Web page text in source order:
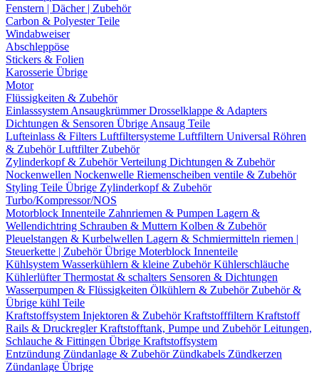
Fenstern | Dächer | Zubehör
Carbon & Polyester Teile
Windabweiser
Abschleppöse
Stickers & Folien
Karosserie Übrige
Motor
Flüssigkeiten & Zubehör
Einlasssystem AnsaugkrümmerDrosselklappe & Adapters
Dichtungen & Sensoren Übrige Ansaug Teile
Lufteinlass & Filters Luftfiltersysteme Luftfiltern Universal Röhren
& ZubehörLuftfilter Zubehör
Zylinderkopf & ZubehörVerteilung Dichtungen & Zubehör
Nockenwellen Nockenwelle Riemenscheiben ventile & Zubehör
Styling Teile Übrige Zylinderkopf & Zubehör
Turbo/Kompressor/NOS
Motorblock Innenteile Zahnriemen & Pumpen Lagern &
Wellendichtring Schrauben & Muttern Kolben & Zubehör
Pleuelstangen & Kurbelwellen Lagern & Schmiermitteln riemen |
Steuerkette | ZubehörÜbrige Moterblock Innenteile
Kühlsystem Wasserkühlern & kleine ZubehörKühlerschläuche
KühlerlüfterThermostat & schalters Sensoren & Dichtungen
Wasserpumpen & Flüssigkeiten Ölkühlern & Zubehör Zubehör &
Übrige kühl Teile
Kraftstoffsystem Injektoren & ZubehörKraftstofffiltern Kraftstoff
Rails & DruckreglerKraftstofftank, Pumpe und ZubehörLeitungen,
Schlauche & Fittingen Übrige Kraftstoffsystem
Entzündung Zündanlage & Zubehör Zündkabels Zündkerzen
Zündanlage Übrige